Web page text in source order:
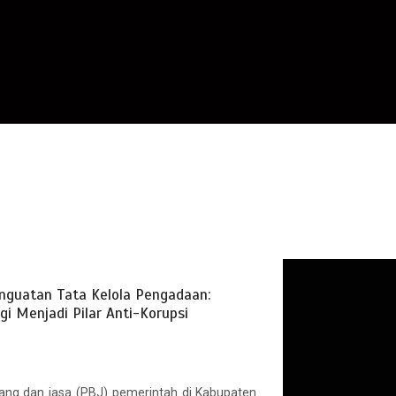
Tata Kelola Pengadaan:
Menjadi Pilar Anti-Korupsi
dan jasa (PBJ) pemerintah di Kabupaten